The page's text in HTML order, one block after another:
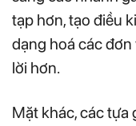
tạp hơn, tạo điều
dạng hoá các
lời hơn.
Mặt khác, các tựa